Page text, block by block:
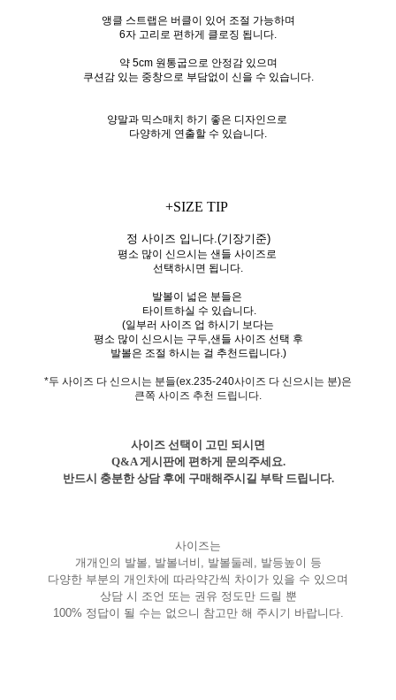
앵클 스트랩은 버클이 있어 조절 가능하며
6자 고리로 편하게 클로징 됩니다.
약 5cm 원통굽으로 안정감 있으며
쿠션감 있는 중창으로 부담없이 신을 수 있습니다.
양말과 믹스매치 하기 좋은 디자인으로
다양하게 연출할 수 있습니다.
+SIZE TIP
정 사이즈 입니다.(기장기준)
평소 많이 신으시는 샌들 사이즈로
선택하시면 됩니다.
발볼이 넓은 분들은
타이트하실 수 있습니다.
(일부러 사이즈 업 하시기 보다는
평소 많이 신으시는 구두,샌들 사이즈 선택 후
발볼은 조절 하시는 걸 추천드립니다.)
*두 사이즈 다 신으시는 분들(ex.235-240사이즈 다 신으시는 분)은
큰쪽 사이즈 추천 드립니다.
사이즈 선택이 고민 되시면
Q&A 게시판에 편하게 문의주세요.
반드시 충분한 상담 후에 구매해주시길 부탁 드립니다.
사이즈는
개개인의 발볼, 발볼너비, 발볼둘레, 발등높이 등
다양한 부분의 개인차에 따라약간씩 차이가 있을 수 있으며
상담 시 조언 또는 권유 정도만 드릴 뿐
100% 정답이 될 수는 없으니 참고만 해 주시기 바랍니다.